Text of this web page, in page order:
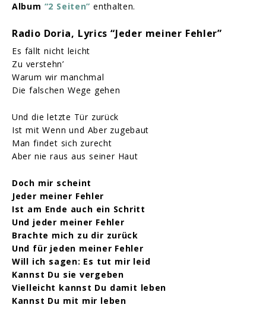
Album “2 Seiten” enthalten.
Radio Doria, Lyrics “Jeder meiner Fehler”
Es fällt nicht leicht
Zu verstehn’
Warum wir manchmal
Die falschen Wege gehen
Und die letzte Tür zurück
Ist mit Wenn und Aber zugebaut
Man findet sich zurecht
Aber nie raus aus seiner Haut
Doch mir scheint
Jeder meiner Fehler
Ist am Ende auch ein Schritt
Und jeder meiner Fehler
Brachte mich zu dir zurück
Und für jeden meiner Fehler
Will ich sagen: Es tut mir leid
Kannst Du sie vergeben
Vielleicht kannst Du damit leben
Kannst Du mit mir leben